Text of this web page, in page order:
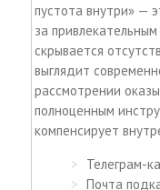
пустота внутри» —
за
скрывается
выглядит
рассмотрении
полноценным
компенсирует
Телеграм-
Почта